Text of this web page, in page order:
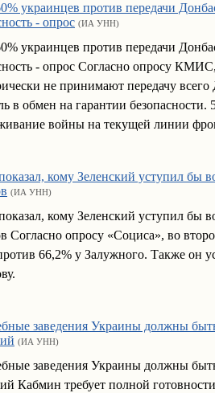
украинцев против передачи
- опрос (ИА УНН)
украинцев против передачи
- опрос Согласно опросу
не принимают передачу
в обмен на гарантии безопасности.
войны на текущей линии
кому Зеленский уступил бы
(ИА УНН)
кому Зеленский уступил бы
Согласно опросу «Социса», во
66,2% у Залужного. Также он
заведения Украины должны
(ИА УНН)
заведения Украины должны
Кабмин требует полной